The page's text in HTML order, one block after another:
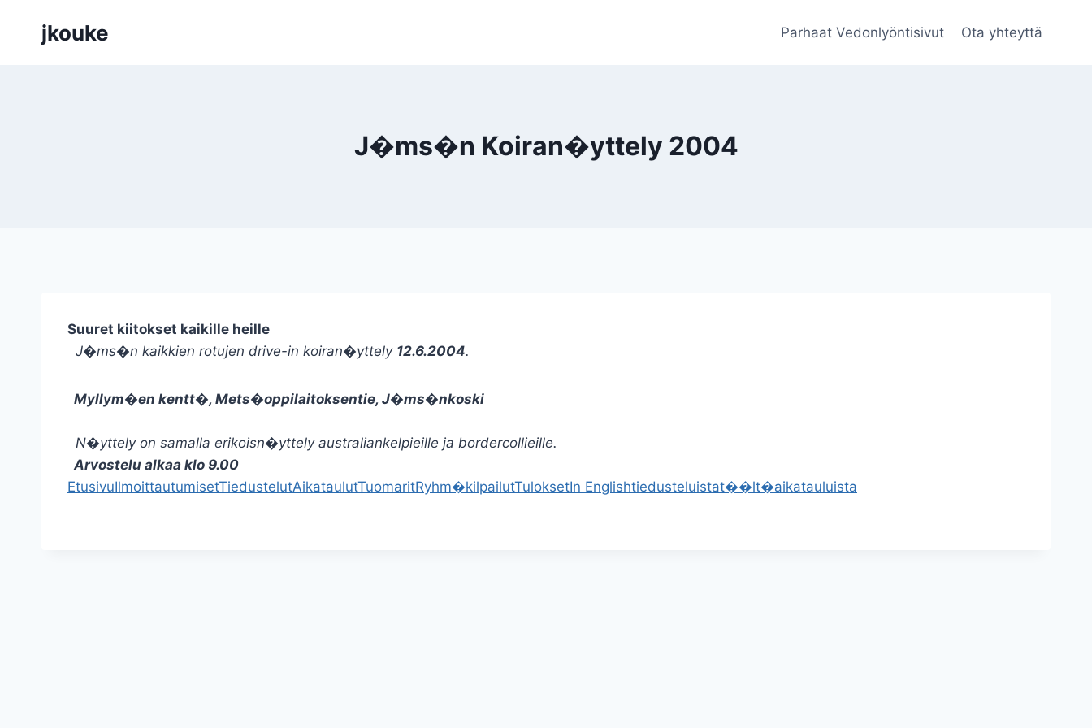
sisältöönjkouke Parhaat Vedonlyöntisivut Ota yhteyttä
J�ms�n Koiran�yttely 2004
Suuret kiitokset kaikille heille
J�ms�n kaikkien rotujen drive-in koiran�yttely 12.6.2004.
Myllym�en kentt�, Mets�oppilaitoksentie, J�ms�nkoski
N�yttely on samalla erikoisn�yttely australiankelpieille ja bordercollieille.
Arvostelu alkaa klo 9.00
EtusivuIlmoittautumisetTiedustelutAikataulutTuomaritRyhm�kilpailutTuloksetIn Englishtiedusteluistat��lt�aikatauluista